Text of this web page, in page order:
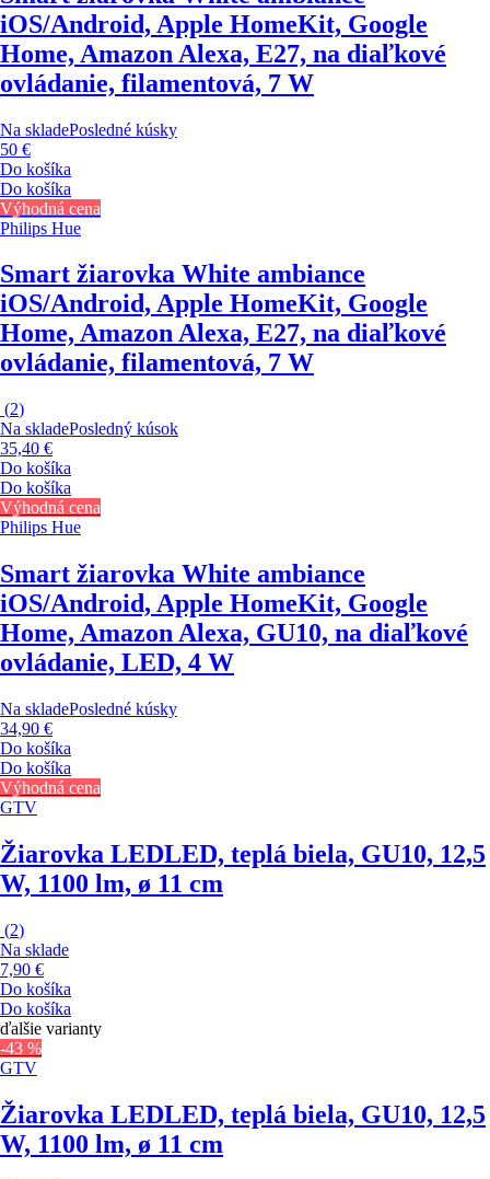
iOS/Android, Apple HomeKit, Google
Home, Amazon Alexa, E27, na diaľkové
ovládanie, filamentová, 7 W
Na skladePosledné kúsky
50 €
Do košíka
Do košíka
Výhodná cena
Philips Hue
Smart žiarovka White ambiance
iOS/Android, Apple HomeKit, Google
Home, Amazon Alexa, E27, na diaľkové
ovládanie, filamentová, 7 W
(2)
Na skladePosledný kúsok
35,40 €
Do košíka
Do košíka
Výhodná cena
Philips Hue
Smart žiarovka White ambiance
iOS/Android, Apple HomeKit, Google
Home, Amazon Alexa, GU10, na diaľkové
ovládanie, LED, 4 W
Na skladePosledné kúsky
34,90 €
Do košíka
Do košíka
Výhodná cena
GTV
Žiarovka LEDLED, teplá biela, GU10, 12,5
W, 1100 lm, ø 11 cm
(2)
Na sklade
7,90 €
Do košíka
Do košíka
ďalšie varianty
-43 %
GTV
Žiarovka LEDLED, teplá biela, GU10, 12,5
W, 1100 lm, ø 11 cm